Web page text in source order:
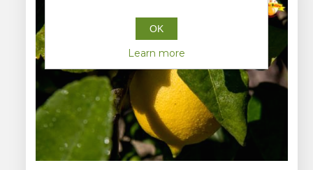
OK
Learn more